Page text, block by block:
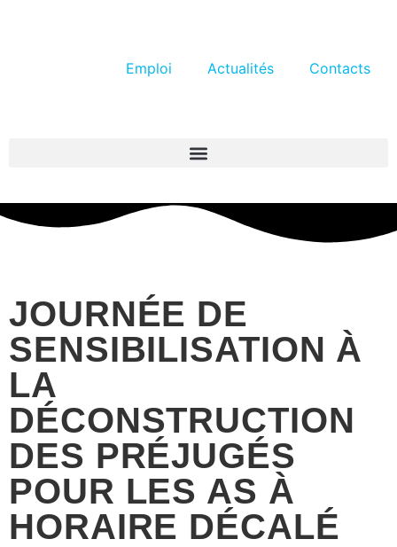
Emploi Actualités Contacts
JOURNÉE DE
SENSIBILISATION À
LA
DÉCONSTRUCTION
DES PRÉJUGÉS
POUR LES AS À
HORAIRE DÉCALÉ